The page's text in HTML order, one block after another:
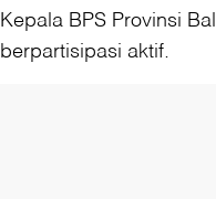
Kepala BPS Provinsi
berpartisipasi aktif.